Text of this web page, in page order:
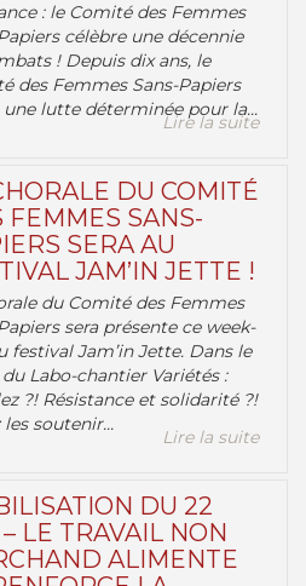
: le Comité des Femmes
célèbre une décennie
! Depuis dix ans, le
des Femmes Sans-Papiers
une lutte déterminée pour la...
Lire la suite
DU COMITÉ
FEMMES SANS-
SERA AU
JAM’IN JETTE !
du Comité des Femmes
sera présente ce week-
festival Jam’in Jette. Dans le
Labo-chantier Variétés :
?! Résistance et solidarité ?!
les soutenir...
Lire la suite
DU 22
LE TRAVAIL NON
ALIMENTE